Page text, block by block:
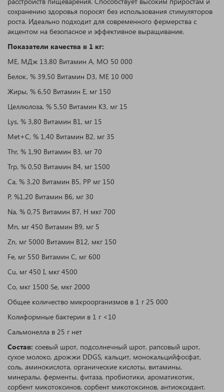
сохранению здоровья поросят без использования стимуляторов
роста. Идеально подходит для современного фермерства с
акцентом на безопасное и эффективное выращивание.
Показатели качества в 1 кг:
ME, МДж 13,80 Витамин A, МО 50 000
Белок, % 39,50 Витамин D3, МЕ 10 000
Жиры, % 6,50 Витамин E, мг 150
Целлюлоза, % 5,50 Витамин K3, мг 15
Lys, % 3,80 Витамин B1, мг 15
Met+C, % 1,40 Витамин B2, мг 35
Thr, % 1,90 Витамин B3, мг 70
Trp, % 0,50 Витамин B4, мг 1500
Ca, % 3,20 Витамин B5, PP мг 150
P, %1,20 Витамин B6, мг 30
Na, % 0,75 Витамин B7, H мкг 700
Mn, мг 450 Витамин B9, мг 5
Zn, мг 5000 Витамин B12, мкг 150
Fe, мг 550 Витамин C, мг 600
Cu, мг 450 I, мкг 4500
Co, мкг 1500 Se, мкг 2000
Общее количество микроорганизмов в 1 г 25 000
Колиформные бактерии в 1 г <10
Сальмонелла в 25 г нет
Состав: соевый шрот, подсолнечный шрот, рапсовый шрот,
сухое молоко, дрожжи DDGS, кальцит, монокальцийфосфат,
соль, аминокислота, органические кислоты, витамины,
минералы, ферменты, фитаза, пробиотики, ароматикотик,
сорбент микотоксинов, сорбент микотоксинов, антиоксидант.